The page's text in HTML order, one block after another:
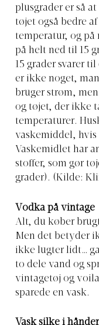
plusgrader er så
tøjet også bedre
temperatur, og på
på helt ned til 15
15 grader svarer
er ikke noget,
bruger strøm,
og tøjet, der ikke
temperaturer.
vaskemiddel,
Vaskemidlet har
stoffer, som gør
grader). (Kilde:
Vodka på vintage
Alt, du køber
Men det betyder
ikke lugter lidt…
to dele vand og
vintagetøj og
sparede en vask.
Vask silke i